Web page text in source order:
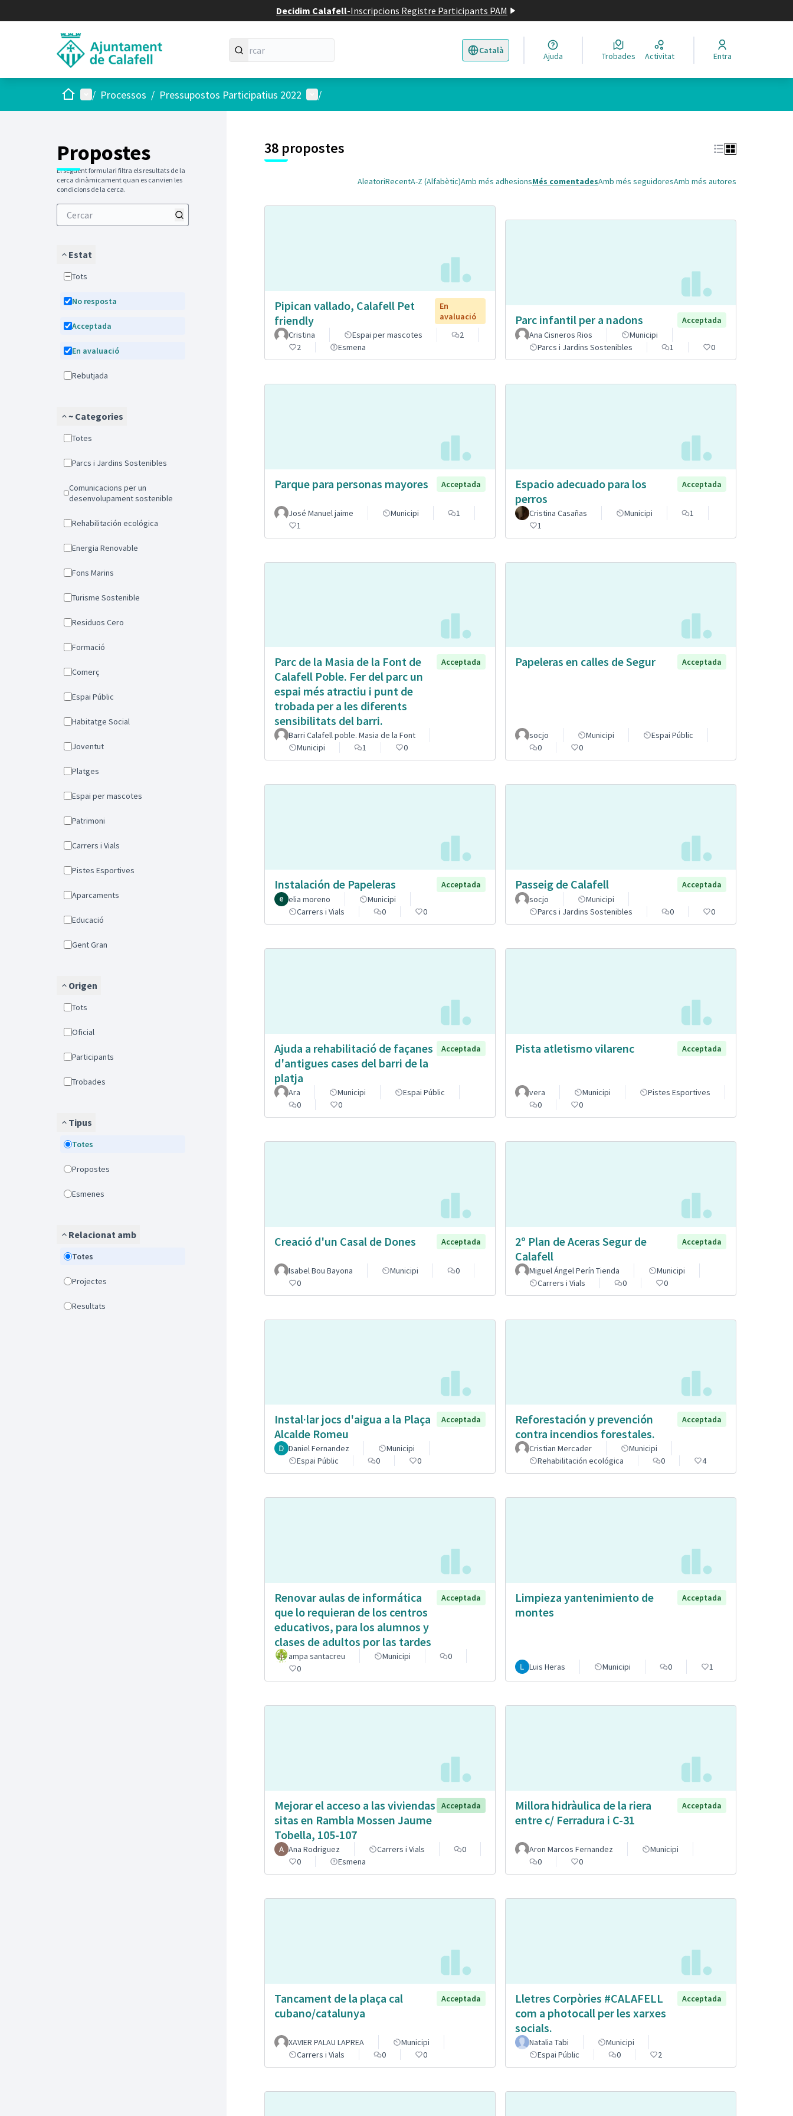
Decidim Calafell-Inscripcions Registre Participants PAM
Català
Triar la llengua Elegir el idioma
Ajuda Trobades Activitat Entra
Inici Menú principal
/ Processos / Pressupostos Participatius 2022 Menú d'usuari
/
Propostes
El següent formulari filtra els resultats de la
cerca dinàmicament quan es canvien les
condicions de la cerca.
Estat
Tots
No resposta
Acceptada
En avaluació
Rebutjada
~ Categories
Totes
Parcs i Jardins Sostenibles
Comunicacions per un
desenvolupament sostenible
Rehabilitación ecológica
Energia Renovable
Fons Marins
Turisme Sostenible
Residuos Cero
Formació
Comerç
Espai Públic
Habitatge Social
Joventut
Platges
Espai per mascotes
Patrimoni
Carrers i Vials
Pistes Esportives
Aparcaments
Educació
Gent Gran
Origen
Tots
Oficial
Participants
Trobades
Tipus
Totes
Propostes
Esmenes
Relacionat amb
Totes
Projectes
Resultats
38 propostes
AleatoriRecentA-Z (Alfabètic)Amb més adhesionsMés comentadesAmb més seguidoresAmb més autores
Pipican vallado, Calafell Pet
friendly
En
avaluació
Cristina
Espai per mascotes
2
2
Esmena
Parc infantil per a nadons
Acceptada
Ana Cisneros Rios
Municipi
Parcs i Jardins Sostenibles
1 0
Parque para personas mayores Acceptada
José Manuel jaime Municipi
1
1
Espacio adecuado para los
perros
Acceptada
Cristina Casañas Municipi
1
1
Parc de la Masia de la Font de
Calafell Poble. Fer del parc un
espai més atractiu i punt de
trobada per a les diferents
sensibilitats del barri.
Acceptada
Barri Calafell poble. Masia de la Font
Municipi
1 0
Papeleras en calles de Segur Acceptada
socjo Municipi
Espai Públic
0
0
Instalación de Papeleras
Acceptada
elia moreno
Municipi
Carrers i Vials
0 0
Passeig de Calafell
Acceptada
socjo
Municipi
Parcs i Jardins Sostenibles
0 0
Ajuda a rehabilitació de façanes
d'antigues cases del barri de la
platja
Acceptada
Ara Municipi
Espai Públic
0
0
Pista atletismo vilarenc Acceptada
vera Municipi
Pistes Esportives
0
0
Creació d'un Casal de Dones Acceptada
Isabel Bou Bayona Municipi
0
0
2º Plan de Aceras Segur de
Calafell
Acceptada
Miguel Ángel Perín Tienda
Municipi
Carrers i Vials
0 0
Instal·lar jocs d'aigua a la Plaça
Alcalde Romeu
Acceptada
Daniel Fernandez
Municipi
Espai Públic
0 0
Reforestación y prevención
contra incendios forestales.
Acceptada
Cristian Mercader
Municipi
Rehabilitación ecológica
0 4
Renovar aulas de informática
que lo requieran de los centros
educativos, para los alumnos y
clases de adultos por las tardes
Acceptada
ampa santacreu Municipi
0
0
Limpieza yantenimiento de
montes
Acceptada
Luis Heras Municipi 0 1
Mejorar el acceso a las viviendas
sitas en Rambla Mossen Jaume
Tobella, 105-107
Acceptada
Ana Rodriguez Carrers i Vials
0
0
Esmena
Millora hidràulica de la riera
entre c/ Ferradura i C-31
Acceptada
Aron Marcos Fernandez
Municipi
0
0
Tancament de la plaça cal
cubano/catalunya
Acceptada
XAVIER PALAU LAPREA
Municipi
Carrers i Vials
0 0
Lletres Corpòries #CALAFELL
com a photocall per les xarxes
socials.
Acceptada
Natalia Tabi
Municipi
Espai Públic
0 2